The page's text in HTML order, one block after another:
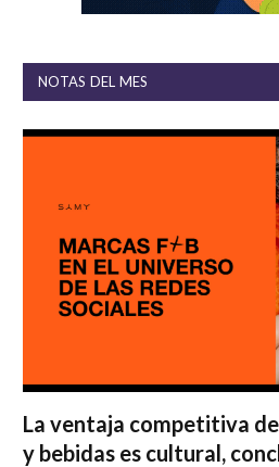
NOTAS DEL MES
La ventaja competitiva
y bebidas es cultural,